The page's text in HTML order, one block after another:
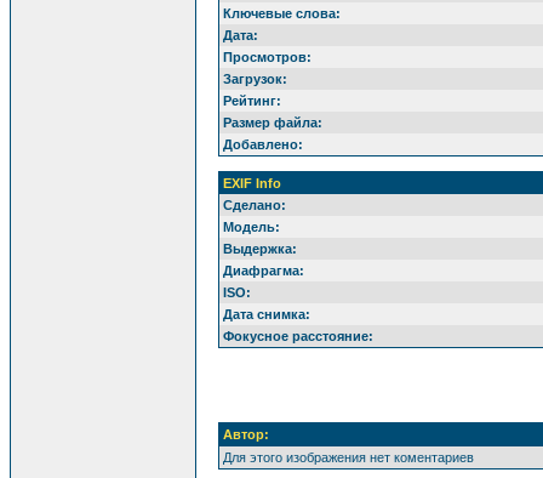
Ключевые слова:
Дата:
Просмотров:
Загрузок:
Рейтинг:
Размер файла:
Добавлено:
EXIF Info
Сделано:
Модель:
Выдержка:
Диафрагма:
ISO:
Дата снимка:
Фокусное расстояние:
Автор:
Для этого изображения нет коментариев